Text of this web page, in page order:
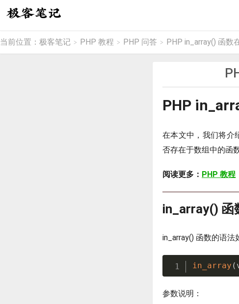
当前位置： 极客笔记 > PHP 教程 > PHP 问答 > PHP in_array() 函数
PHP
在本文中，我们将介
否存在于数组中的函
阅读更多： PHP 教程
in_array() 函
in_array() 函数的语法
in_array (
参数说明：